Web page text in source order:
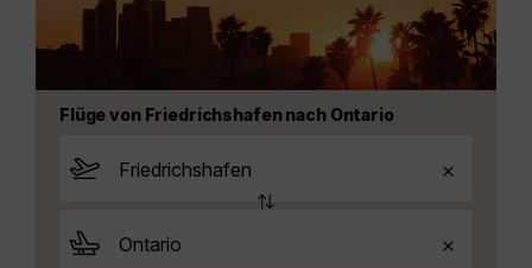
Flüge von Friedrichshafen nach Ontario